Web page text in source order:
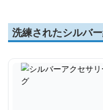
洗練されたシルバ